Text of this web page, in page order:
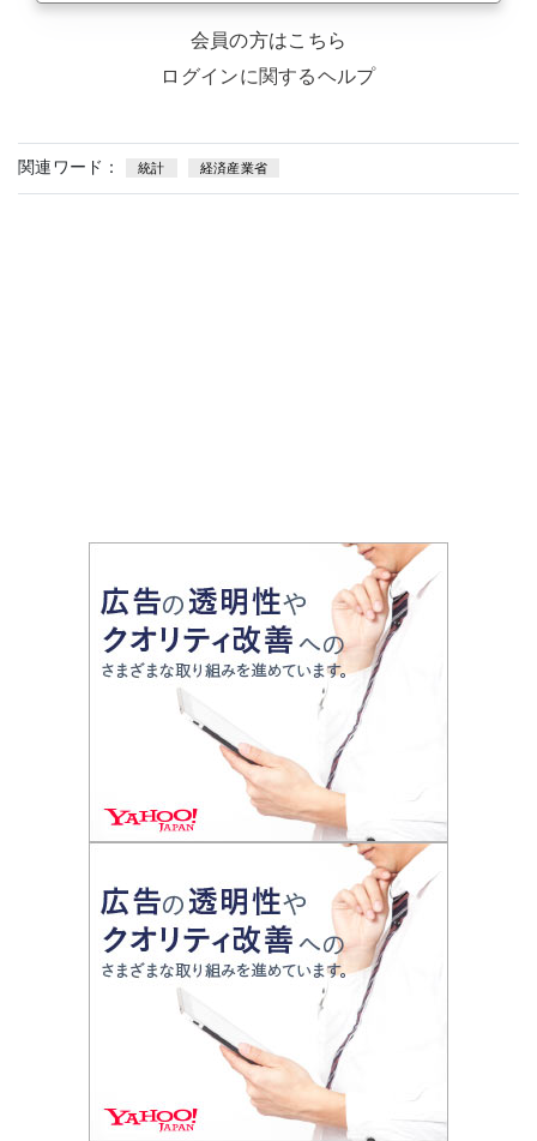
会員の方はこちら
ログインに関するヘルプ
関連ワード： 統計 経済産業省